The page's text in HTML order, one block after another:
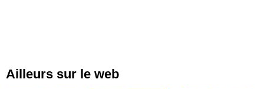
Ailleurs sur le web